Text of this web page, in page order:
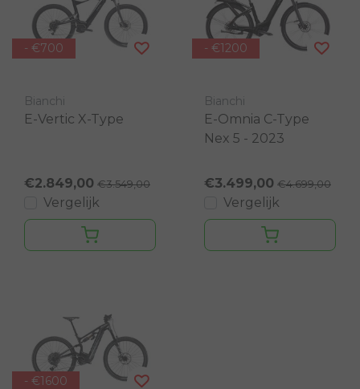
- €700
Bianchi
E-Vertic X-Type
€2.849,00 €3.549,00
Vergelijk
- €1200
Bianchi
E-Omnia C-Type
Nex 5 - 2023
€3.499,00 €4.699,00
Vergelijk
- €1600